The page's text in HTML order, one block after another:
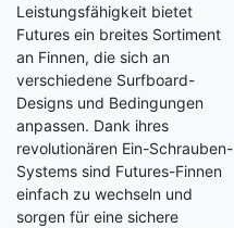
Leistungsfähigkeit bietet
Futures ein breites Sortiment
an Finnen, die sich an
verschiedene Surfboard-
Designs und Bedingungen
anpassen. Dank ihres
revolutionären Ein-Schrauben-
Systems sind Futures-Finnen
einfach zu wechseln und
sorgen für eine sichere